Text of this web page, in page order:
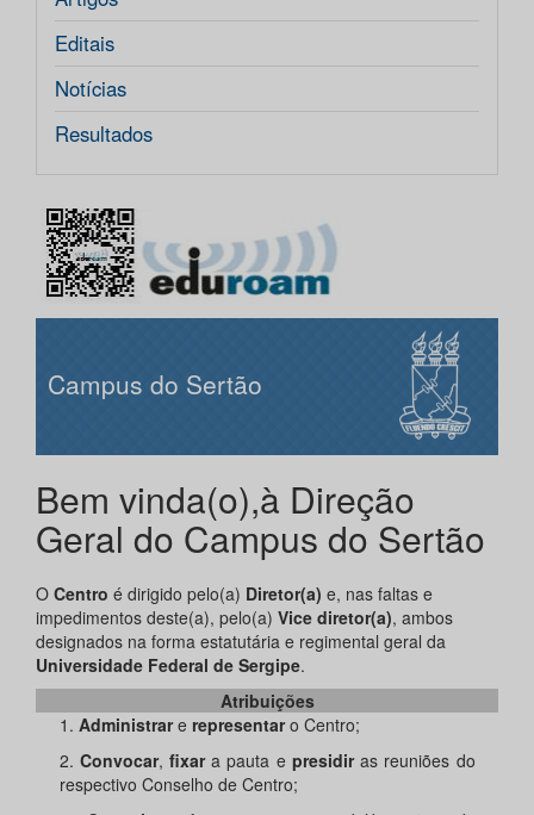
Editais
Notícias
Resultados
Campus do Sertão
Bem vinda(o),à Direção
Geral do Campus do Sertão
O Centro é dirigido pelo(a) Diretor(a) e, nas faltas e
impedimentos deste(a), pelo(a) Vice diretor(a), ambos
designados na forma estatutária e regimental geral da
Universidade Federal de Sergipe.
Atribuições
1. Administrare representaro Centro;
2. Convocar, fixara pauta e presidiras reuniões do
respectivo Conselho de Centro;